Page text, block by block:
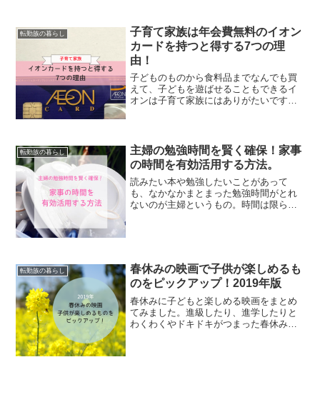
転勤族の暮らし
子育て家族は年会費無料のイオン
カードを持つと得する7つの理
由！
子どものものから食料品までなんでも買
えて、子どもを遊ばせることもできるイ
オンは子育て家族にはありがたいですよ
うか、使わなきゃもっ...
転勤族の暮らし
主婦の勉強時間を賢く確保！家事
の時間を有効活用する方法。
読みたい本や勉強したいことがあって
も、なかなかまとまった勉強時間がとれ
ないのが主婦というもの。時間は限られ
転勤族の暮らし
春休みの映画で子供が楽しめるも
のをピックアップ！2019年版
春休みに子どもと楽しめる映画をまとめ
てみました。進級したり、進学したりと
わくわくやドキドキがつまった春休み。